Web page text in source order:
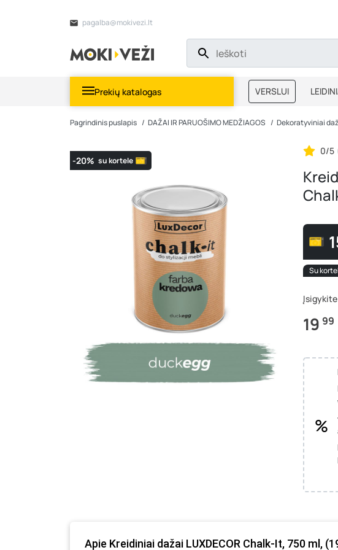
pagalba@mokivezi.lt
Prekių katalogas VERSLUI
MOKIBLOGAS
Pagrindinis puslapis DAŽAI IR PARUOŠIMO MEDŽIAGOS Dekoratyviniai
-20% su kortele
0/5
Su
19 99
Apie Kreidiniai dažai LUXDECOR Chalk-It, 750 ml,